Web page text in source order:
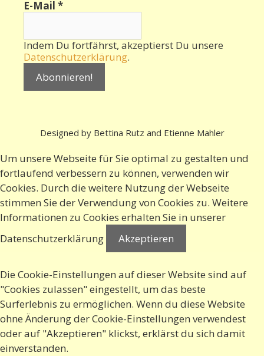
E-Mail *
Indem Du fortfährst, akzeptierst Du unsere
Datenschutzerklärung.
Designed by Bettina Rutz and Etienne Mahler
Um unsere Webseite für Sie optimal zu gestalten und
fortlaufend verbessern zu können, verwenden wir
Cookies. Durch die weitere Nutzung der Webseite
stimmen Sie der Verwendung von Cookies zu. Weitere
Informationen zu Cookies erhalten Sie in unserer
Datenschutzerklärung
Akzeptieren
Die Cookie-Einstellungen auf dieser Website sind auf
"Cookies zulassen" eingestellt, um das beste
Surferlebnis zu ermöglichen. Wenn du diese Website
ohne Änderung der Cookie-Einstellungen verwendest
oder auf "Akzeptieren" klickst, erklärst du sich damit
einverstanden.